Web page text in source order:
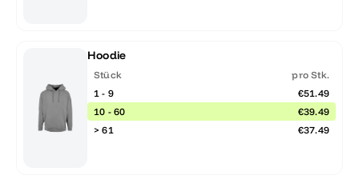
Hoodie
Stück
pro Stk.
1 - 9
€51.49
10 - 60
€39.49
> 61
€37.49